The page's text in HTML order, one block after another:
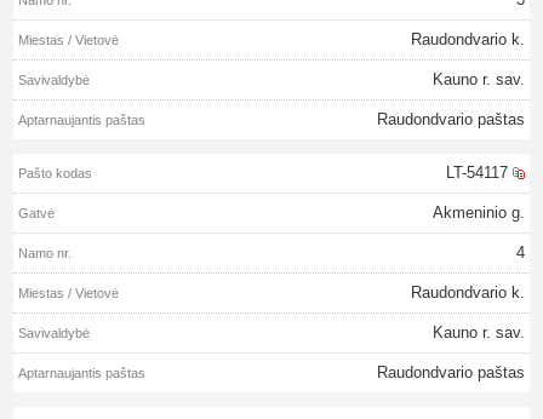
Raudondvario k.
Kauno r. sav.
Raudondvario paštas
LT-54117
Akmeninio g.
4
Raudondvario k.
Kauno r. sav.
Raudondvario paštas